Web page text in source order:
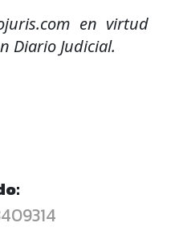
en virtud
Diario Judicial.